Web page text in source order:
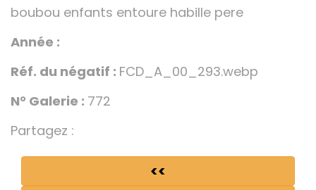
boubou enfants entoure habille pere
Année :
Réf. du négatif : FCD_A_00_293.webp
N° Galerie : 772
Partagez :
<<